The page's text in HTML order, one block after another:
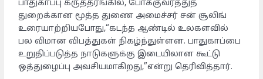
பாதுகாப்பு கருத்தரங்கில், போக்குவரத்துத்
துறைக்கான மூத்த துணை அமைச்சர் சன் சூலிங்
உரையாற்றியபோது,“கடந்த ஆண்டில் உலகளவில்
பல விமான விபத்துகள் நிகழ்ந்துள்ளன. பாதுகாப்பை
உறுதிப்படுத்த நாடுகளுக்கு இடையிலான கூட்டு
ஒத்துழைப்பு அவசியமாகிறது,”என்று தெரிவித்தார்.